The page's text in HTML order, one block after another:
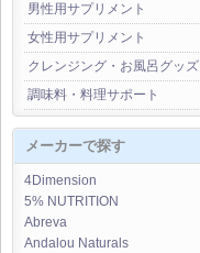
男性用サプリメント
女性用サプリメント
クレンジング・お風呂グッズ
調味料・料理サポート
メーカーで探す
4Dimension
5% NUTRITION
Abreva
Andalou Naturals